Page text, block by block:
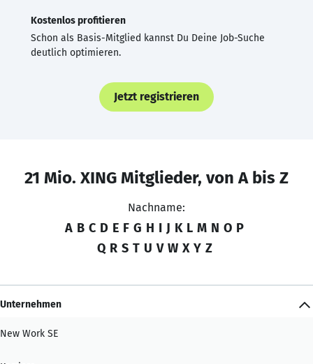
Kostenlos profitieren
Schon als Basis-Mitglied kannst Du Deine Job-Suche
deutlich optimieren.
Jetzt registrieren
21 Mio. XING Mitglieder, von A bis Z
Nachname:
A B C D E F G H I J K L M N O P
Q R S T U V W X Y Z
Unternehmen
New Work SE